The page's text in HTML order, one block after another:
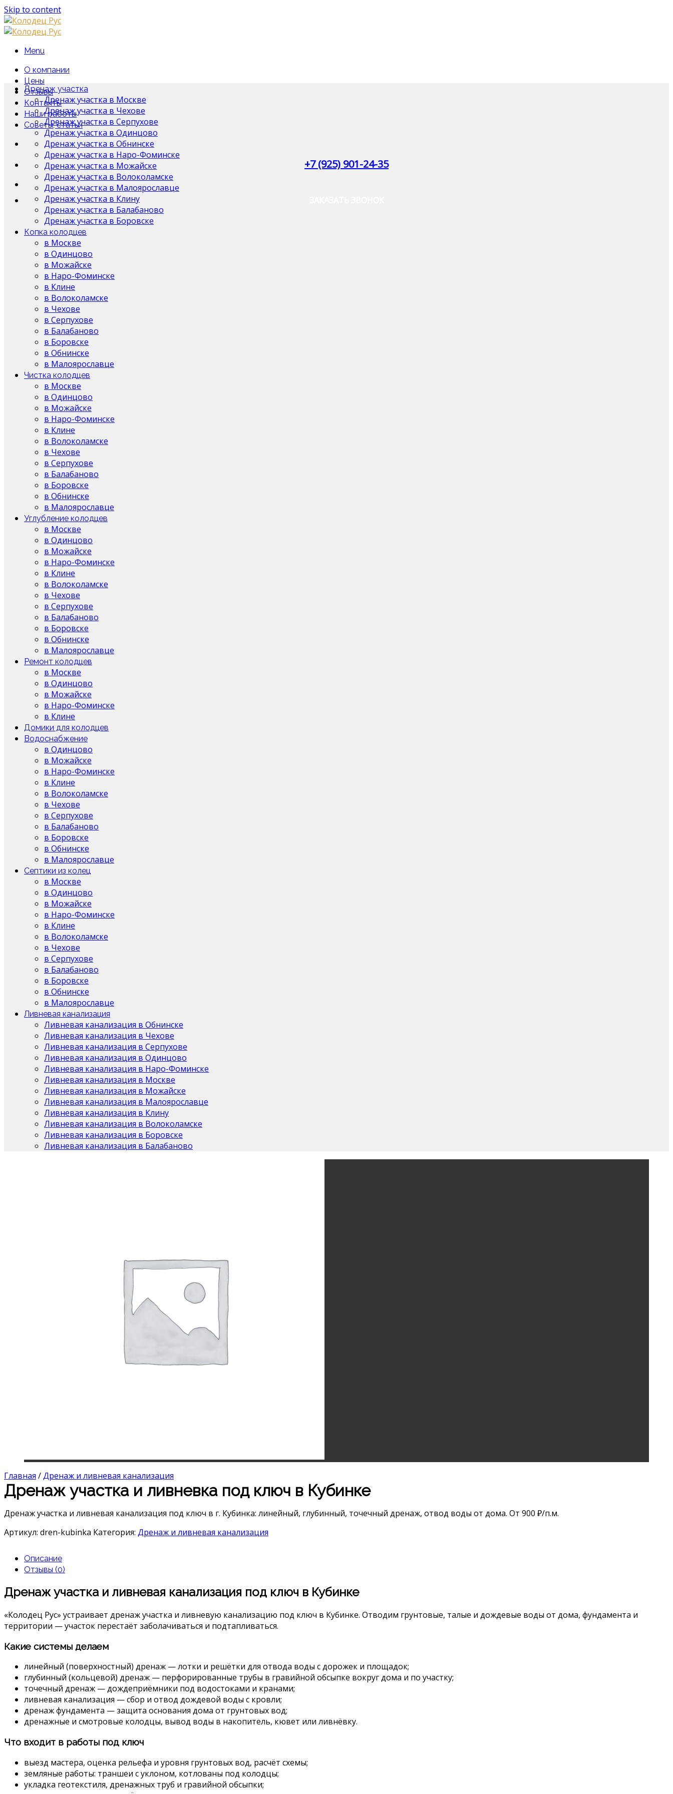
Skip to content
Menu
О компании
Цены
Отзывы
Контакты
Наши работы
Советы, статьи
+7 (925) 901-24-35
Дренаж участка
Дренаж участка в Москве
Дренаж участка в Чехове
Дренаж участка в Серпухове
Дренаж участка в Одинцово
Дренаж участка в Обнинске
Дренаж участка в Наро-Фоминске
Дренаж участка в Можайске
Дренаж участка в Волоколамске
Дренаж участка в Малоярославце
Дренаж участка в Клину
Дренаж участка в Балабаново
Дренаж участка в Боровске
Копка колодцев
в Москве
в Одинцово
в Можайске
в Наро-Фоминске
в Клине
в Волоколамске
в Чехове
в Серпухове
в Балабаново
в Боровске
в Обнинске
в Малоярославце
Чистка колодцев
в Москве
в Одинцово
в Можайске
в Наро-Фоминске
в Клине
в Волоколамске
в Чехове
в Серпухове
в Балабаново
в Боровске
в Обнинске
в Малоярославце
Углубление колодцев
в Москве
в Одинцово
в Можайске
в Наро-Фоминске
в Клине
в Волоколамске
в Чехове
в Серпухове
в Балабаново
в Боровске
в Обнинске
в Малоярославце
Ремонт колодцев
в Москве
в Одинцово
в Можайске
в Наро-Фоминске
в Клине
Домики для колодцев
Водоснабжение
в Одинцово
в Можайске
в Наро-Фоминске
в Клине
в Волоколамске
в Чехове
в Серпухове
в Балабаново
в Боровске
в Обнинске
в Малоярославце
Септики из колец
в Москве
в Одинцово
в Можайске
в Наро-Фоминске
в Клине
в Волоколамске
в Чехове
в Серпухове
в Балабаново
в Боровске
в Обнинске
в Малоярославце
Ливневая канализация
Ливневая канализация в Обнинске
Ливневая канализация в Чехове
Ливневая канализация в Серпухове
Ливневая канализация в Одинцово
Ливневая канализация в Наро-Фоминске
Ливневая канализация в Москве
Ливневая канализация в Можайске
Ливневая канализация в Малоярославце
Ливневая канализация в Клину
Ливневая канализация в Волоколамске
Ливневая канализация в Боровске
Ливневая канализация в Балабаново
Главная /Дренаж и ливневая канализация
Дренаж участка и ливневка под ключ в Кубинке
Дренаж участка и ливневая канализация под ключ в г. Кубинка: линейный, глубинный, точечный дренаж, отвод воды от дома. От 900 ₽/п.м.
Артикул: dren-kubinka Категория: Дренаж и ливневая канализация
Описание
Отзывы (0)
Дренаж участка и ливневая канализация под ключ в Кубинке
«Колодец Рус» устраивает дренаж участка и ливневую канализацию под ключ в Кубинке. Отводим грунтовые, талые и дождевые воды от дома, фундамента и
территории — участок перестаёт заболачиваться и подтапливаться.
Какие системы делаем
линейный (поверхностный) дренаж — лотки и решётки для отвода воды с дорожек и площадок;
глубинный (кольцевой) дренаж — перфорированные трубы в гравийной обсыпке вокруг дома и по участку;
точечный дренаж — дождеприёмники под водостоками и кранами;
ливневая канализация — сбор и отвод дождевой воды с кровли;
дренаж фундамента — защита основания дома от грунтовых вод;
дренажные и смотровые колодцы, вывод воды в накопитель, кювет или ливнёвку.
Что входит в работы под ключ
выезд мастера, оценка рельефа и уровня грунтовых вод, расчёт схемы;
земляные работы: траншеи с уклоном, котлованы под колодцы;
укладка геотекстиля, дренажных труб и гравийной обсыпки;